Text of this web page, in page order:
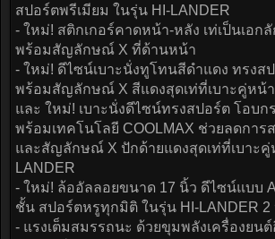
สปอร์ตพรีเมียม ในรุ่น HI-LANDER
- ใหม่! สติกเกอร์คาดหน้า-หลัง เท่เป็นเอก
พร้อมสัญลักษณ์ X ที่ด้านหน้า
- ใหม่! ดีไซน์เบาะนั่งทูโทนสีดำแดง ทรงส
พร้อมสัญลักษณ์ X สีแดงสุดเท่ที่เบาะคู่หน้า
และ ใหม่! เบาะนั่งดีไซน์ทรงสปอร์ต โอบก
พร้อมเทคโนโลยี COOLMAX ช่วยลดกา
และสัญลักษณ์ X ปักด้ายแดงสุดเท่ที่เบาะคู่
LANDER
- ใหม่! ล้ออัลลอยขนาด 17 นิ้ว ดีไซน์แบบ
ชั้น สปอร์ตหรูทุกมิติ ในรุ่น HI-LANDER 2
- แรงเต็มสมรรถนะ ด้วยขุมพลังเครื่องยน